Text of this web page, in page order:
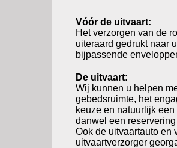
Vóór de uitvaart:
Het verzorgen van de
uiteraard gedrukt naar
bijpassende
De uitvaart:
Wij kunnen u helpen
gebedsruimte, het
keuze en natuurlijk
danwel een
Ook de uitvaartauto en
uitvaartverzorger